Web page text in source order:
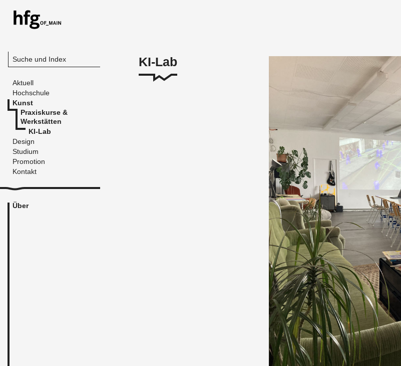
Suche und Index
Aktuell
Hochschule
Kunst
Praxiskurse &
Werkstätten
KI-Lab
Design
Studium
Promotion
Kontakt
Über
KI-Lab